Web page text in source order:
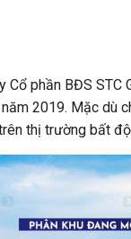
Cổ phần BĐS
2019. Mặc dù
thị trường bất